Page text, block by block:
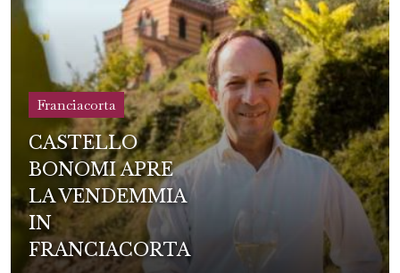
Franciacorta
CASTELLO
BONOMI APRE
LA VENDEMMIA
IN
FRANCIACORTA